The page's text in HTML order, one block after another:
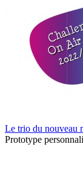
Le trio du nouveau
Prototype